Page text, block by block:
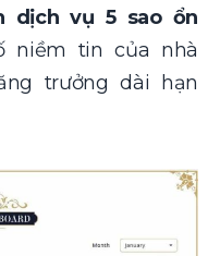
dịch vụ 5 sao ổn
niềm tin của nhà
trưởng dài hạn